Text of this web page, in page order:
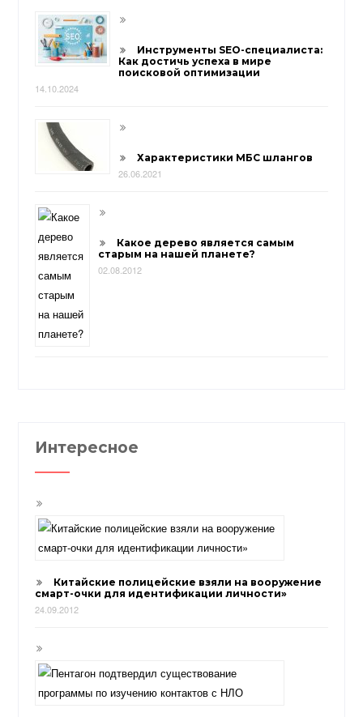
Инструменты SEO-специалиста:
Как достичь успеха в мире
поисковой оптимизации
14.10.2024
Характеристики МБС шлангов
26.06.2021
Какое дерево является самым
старым на нашей планете?
02.08.2012
Интересное
Китайские полицейские взяли на вооружение
смарт-очки для идентификации личности»
24.09.2012